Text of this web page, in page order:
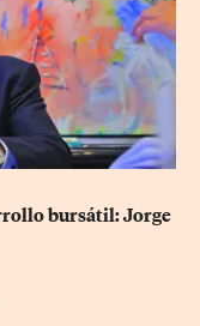
bursátil: Jorge